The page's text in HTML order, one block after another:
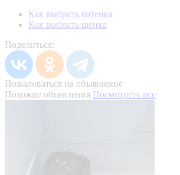
Как выбрать котенка
Как выбрать щенка
Поделиться:
Пожаловаться на объявление
Похожие объявления Посмотреть все